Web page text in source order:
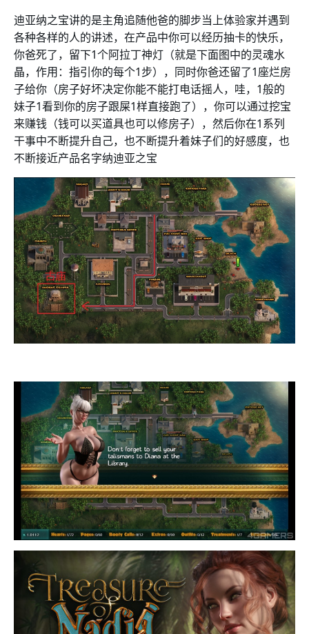
迪亚纳之宝讲的是主角追随他爸的脚步当上体验家并遇到
各种各样的人的讲述，在产品中你可以经历抽卡的快乐，
你爸死了，留下1个阿拉丁神灯（就是下面图中的灵魂水
晶，作用：指引你的每个1步），同时你爸还留了1座烂房
子给你（房子好坏决定你能不能打电话摇人，哇，1般的
妹子1看到你的房子跟屎1样直接跑了），你可以通过挖宝
来赚钱（钱可以买道具也可以修房子），然后你在1系列
干事中不断提升自己，也不断提升着妹子们的好感度，也
不断接近产品名字纳迪亚之宝